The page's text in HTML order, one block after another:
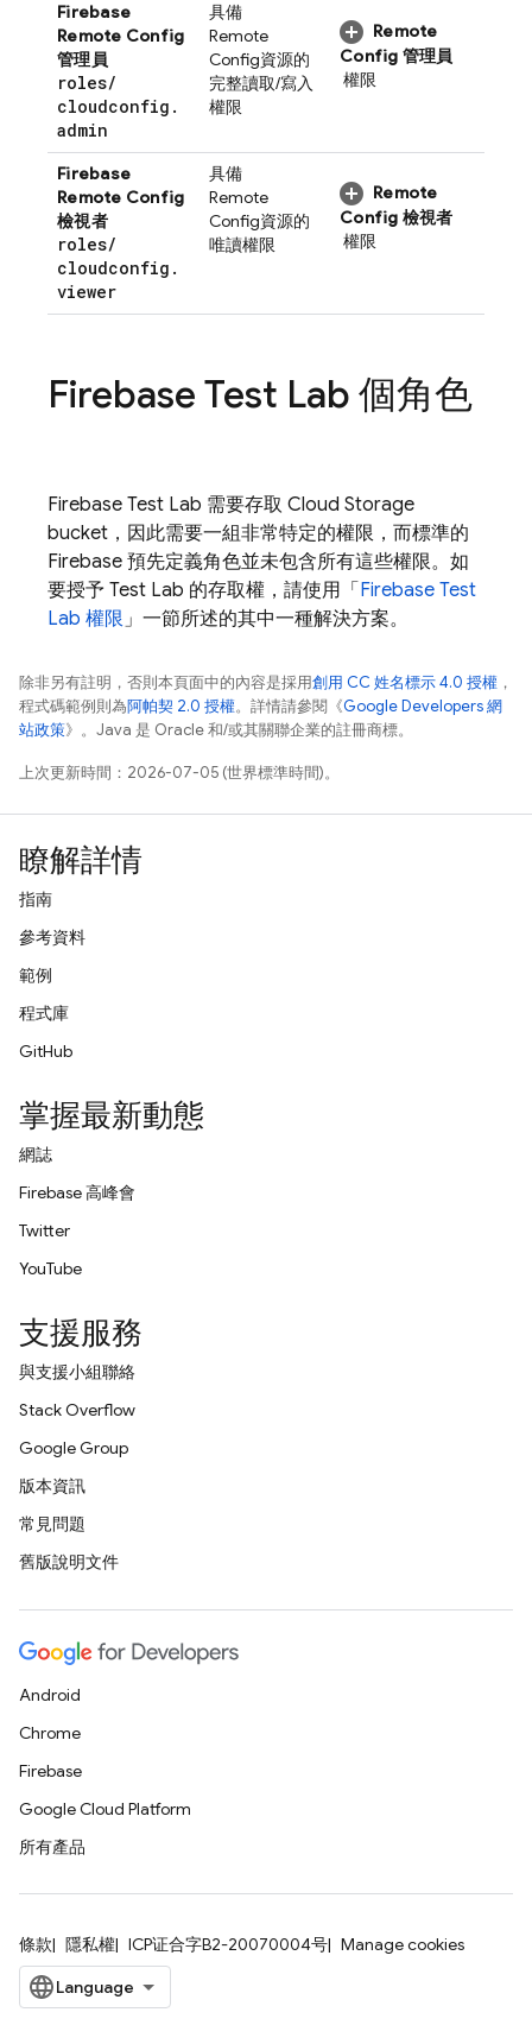
Firebase
Remote Config
管理員
roles/
cloudconfig .
admin
具備
Remote
Config資源的
完整讀取/寫入
權限
Remote
Config 管理員
權限
Firebase
Remote Config
檢視者
roles/
cloudconfig .
viewer
具備
Remote
Config資源的
唯讀權限
Remote
Config 檢視者
權限
Firebase Test Lab 個角色
Firebase Test Lab 需要存取 Cloud Storage
bucket，因此需要一組非常特定的權限，而標準的
Firebase 預先定義角色並未包含所有這些權限。如
要授予 Test Lab 的存取權，請使用「 Firebase Test
Lab 權限」一節所述的其中一種解決方案。
除非另有註明，否則本頁面中的內容是採用創用 CC 姓名標示 4.0 授權 ，
程式碼範例則為阿帕契 2.0 授權。詳情請參閱《Google Developers 網
站政策》。Java 是 Oracle 和/或其關聯企業的註冊商標。
上次更新時間：2026-07-05 (世界標準時間)。
瞭解詳情
指南
參考資料
範例
程式庫
GitHub
掌握最新動態
網誌
Firebase 高峰會
Twitter
YouTube
支援服務
與支援小組聯絡
Stack Overflow
Google Group
版本資訊
常見問題
舊版說明文件
Android
Chrome
Firebase
Google Cloud Platform
所有產品
條款 隱私權 ICP证合字B2-20070004号 Manage cookies